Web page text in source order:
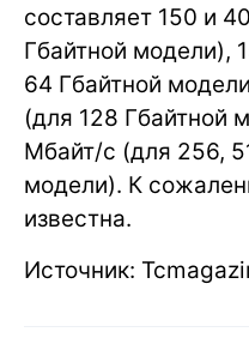
составляет 150 и
Гбайтной модели),
64 Гбайтной
(для 128 Гбайтной
Мбайт/с (для 256,
модели). К
известна.
Источник: